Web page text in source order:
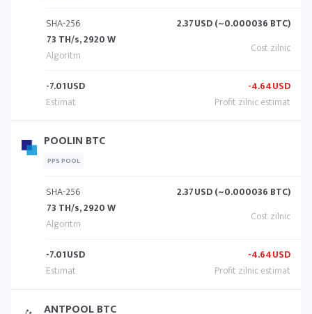
SHA-256
73 TH/s, 2920 W
2.37USD (~0.000036 BTC)
-7.01USD -4.64USD
POOLIN BTC
PPS POOL
SHA-256
73 TH/s, 2920 W
2.37USD (~0.000036 BTC)
-7.01USD -4.64USD
ANTPOOL BTC